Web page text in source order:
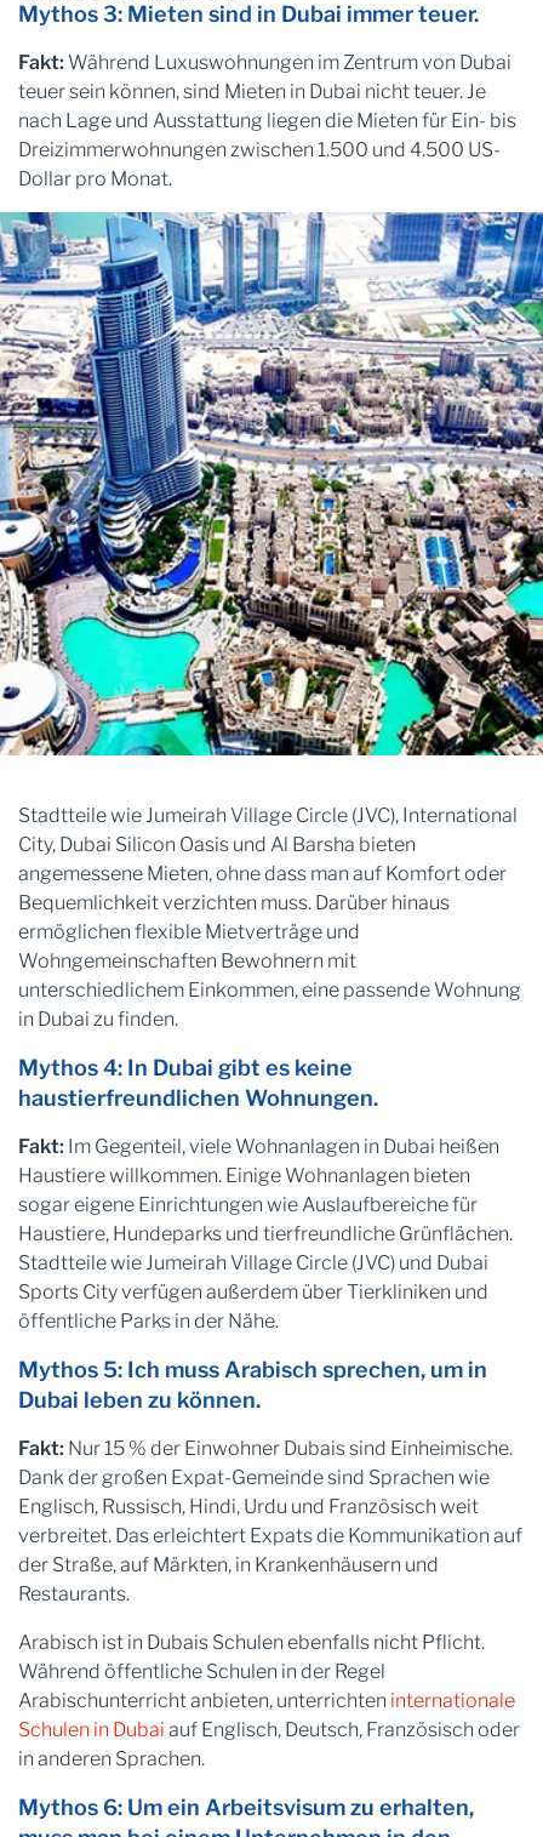
Mythos 3: Mieten sind in Dubai immer teuer.
Fakt: Während Luxuswohnungen im Zentrum von Dubai
teuer sein können, sind Mieten in Dubai nicht teuer. Je
nach Lage und Ausstattung liegen die Mieten für Ein- bis
Dreizimmerwohnungen zwischen 1.500 und 4.500 US-
Dollar pro Monat.
Stadtteile wie Jumeirah Village Circle (JVC), International
City, Dubai Silicon Oasis und Al Barsha bieten
angemessene Mieten, ohne dass man auf Komfort oder
Bequemlichkeit verzichten muss. Darüber hinaus
ermöglichen flexible Mietverträge und
Wohngemeinschaften Bewohnern mit
unterschiedlichem Einkommen, eine passende Wohnung
in Dubai zu finden.
Mythos 4: In Dubai gibt es keine
haustierfreundlichen Wohnungen.
Fakt: Im Gegenteil, viele Wohnanlagen in Dubai heißen
Haustiere willkommen. Einige Wohnanlagen bieten
sogar eigene Einrichtungen wie Auslaufbereiche für
Haustiere, Hundeparks und tierfreundliche Grünflächen.
Stadtteile wie Jumeirah Village Circle (JVC) und Dubai
Sports City verfügen außerdem über Tierkliniken und
öffentliche Parks in der Nähe.
Mythos 5: Ich muss Arabisch sprechen, um in
Dubai leben zu können.
Fakt: Nur 15 % der Einwohner Dubais sind Einheimische.
Dank der großen Expat-Gemeinde sind Sprachen wie
Englisch, Russisch, Hindi, Urdu und Französisch weit
verbreitet. Das erleichtert Expats die Kommunikation auf
der Straße, auf Märkten, in Krankenhäusern und
Restaurants.
Arabisch ist in Dubais Schulen ebenfalls nicht Pflicht.
Während öffentliche Schulen in der Regel
Arabischunterricht anbieten, unterrichten internationale
Schulen in Dubai auf Englisch, Deutsch, Französisch oder
in anderen Sprachen.
Mythos 6: Um ein Arbeitsvisum zu erhalten,